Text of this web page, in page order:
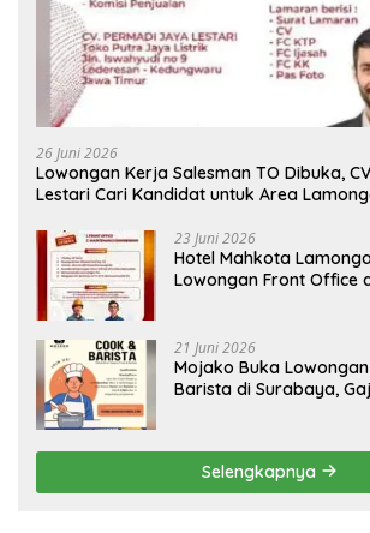
26 Juni 2026
Lowongan Kerja Salesman TO Dibuka,
Lestari Cari Kandidat untuk Area
23 Juni 2026
Hotel Mahkota
Lowongan Front Office
21 Juni 2026
Mojako Buka
Barista di Surabaya,
Selengkapnya